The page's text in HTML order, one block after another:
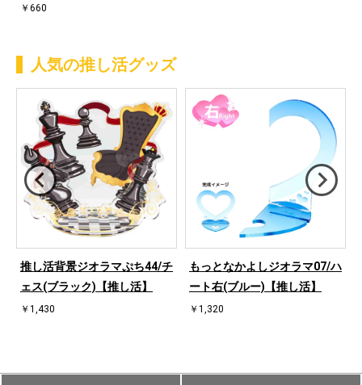
￥660
人気の推し活グッズ
推し活背景ジオラマぷち44/チ
ェス(ブラック)【推し活】
￥1,430
もっとなかよしジオラマ07/ハ
ート右(ブルー)【推し活】
￥1,320